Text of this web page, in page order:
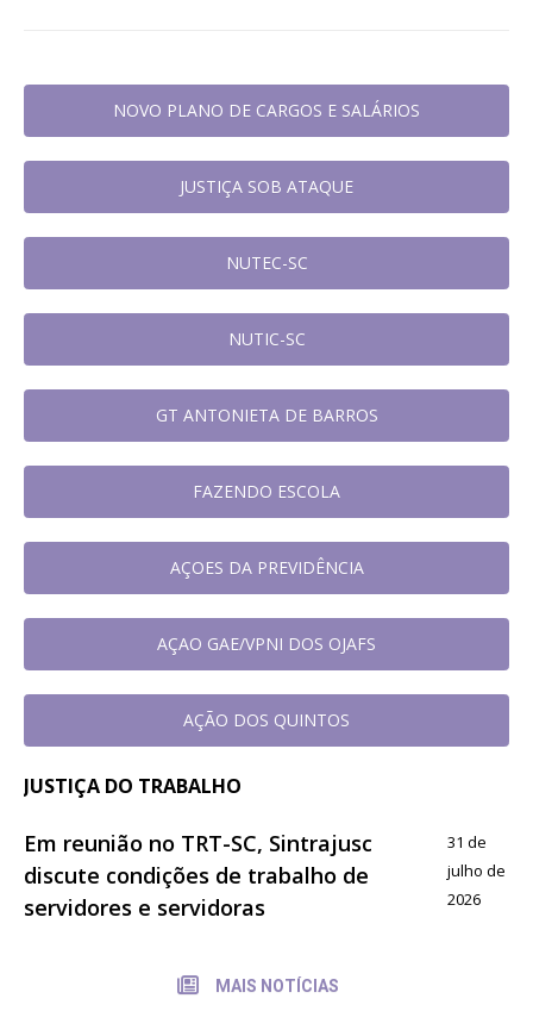
NOVO PLANO DE CARGOS E SALÁRIOS
JUSTIÇA SOB ATAQUE
NUTEC-SC
NUTIC-SC
GT ANTONIETA DE BARROS
FAZENDO ESCOLA
AÇOES DA PREVIDÊNCIA
AÇAO GAE/VPNI DOS OJAFS
AÇÃO DOS QUINTOS
JUSTIÇA DO TRABALHO
Em reunião no TRT-SC, Sintrajusc
discute condições de trabalho de
servidores e servidoras
31 de
julho de
2026
MAIS NOTÍCIAS